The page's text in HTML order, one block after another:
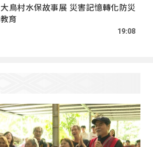
大鳥村水保故事展 災害記憶轉化防災
教育
19:08